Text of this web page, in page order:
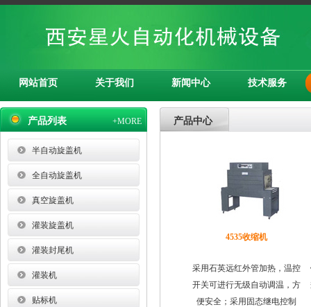
网站首页 关于我们 新闻中心 技术服务
产品列表 +MORE
半自动旋盖机
全自动旋盖机
真空旋盖机
灌装旋盖机
灌装封尾机
灌装机
贴标机
产品中心
4535收缩机
采用石英远红外管加热，温控
开关可进行无级自动调温，方
便安全；采用固态继电控制